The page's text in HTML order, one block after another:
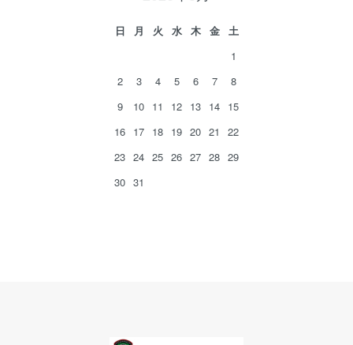
日 月 火 水 木 金
土
1
2
3 4 5 6 7
8
9
10 11 12 13 14 15
16 17 18 19 20 21
22
23 24 25 26 27 28 29
30 31